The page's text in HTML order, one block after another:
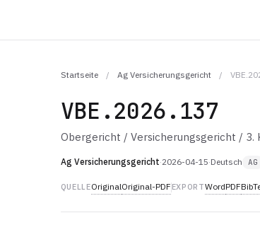
Startseite / Ag Versicherungsgericht /
VBE.2026.137
Obergericht / Versicherungsgericht / 3.
Ag Versicherungsgericht·2026-04-15·Deutsch AG
QUELLEOriginalOriginal-PDF EXPORTWordPDF